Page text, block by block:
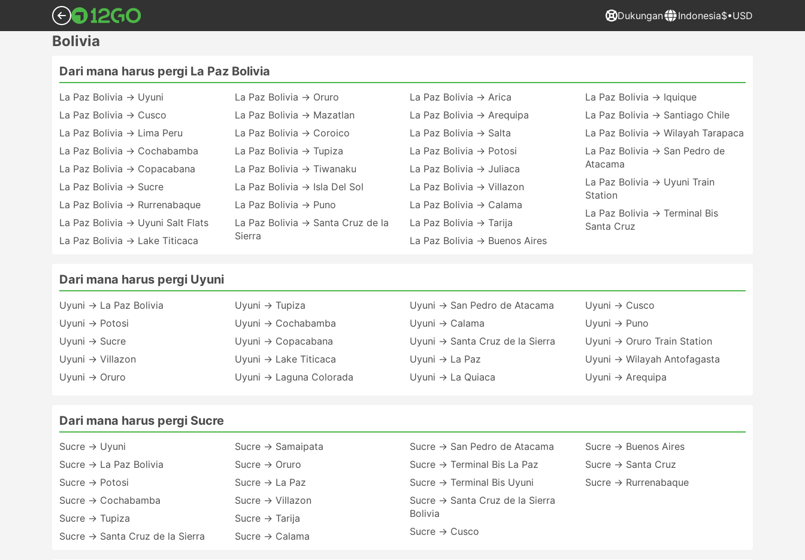
Dukungan Indonesia$•USD
Bolivia
Dari mana harus pergi La Paz Bolivia
La Paz Bolivia → Uyuni
La Paz Bolivia → Cusco
La Paz Bolivia → Lima Peru
La Paz Bolivia → Cochabamba
La Paz Bolivia → Copacabana
La Paz Bolivia → Sucre
La Paz Bolivia → Rurrenabaque
La Paz Bolivia → Uyuni Salt Flats
La Paz Bolivia → Lake Titicaca
La Paz Bolivia → Oruro
La Paz Bolivia → Mazatlan
La Paz Bolivia → Coroico
La Paz Bolivia → Tupiza
La Paz Bolivia → Tiwanaku
La Paz Bolivia → Isla Del Sol
La Paz Bolivia → Puno
La Paz Bolivia → Santa Cruz de la
Sierra
La Paz Bolivia → Arica
La Paz Bolivia → Arequipa
La Paz Bolivia → Salta
La Paz Bolivia → Potosi
La Paz Bolivia → Juliaca
La Paz Bolivia → Villazon
La Paz Bolivia → Calama
La Paz Bolivia → Tarija
La Paz Bolivia → Buenos Aires
La Paz Bolivia → Iquique
La Paz Bolivia → Santiago Chile
La Paz Bolivia → Wilayah Tarapaca
La Paz Bolivia → San Pedro de
Atacama
La Paz Bolivia → Uyuni Train
Station
La Paz Bolivia → Terminal Bis
Santa Cruz
Dari mana harus pergi Uyuni
Uyuni → La Paz Bolivia
Uyuni → Potosi
Uyuni → Sucre
Uyuni → Villazon
Uyuni → Oruro
Uyuni → Tupiza
Uyuni → Cochabamba
Uyuni → Copacabana
Uyuni → Lake Titicaca
Uyuni → Laguna Colorada
Uyuni → San Pedro de Atacama
Uyuni → Calama
Uyuni → Santa Cruz de la Sierra
Uyuni → La Paz
Uyuni → La Quiaca
Uyuni → Cusco
Uyuni → Puno
Uyuni → Oruro Train Station
Uyuni → Wilayah Antofagasta
Uyuni → Arequipa
Dari mana harus pergi Sucre
Sucre → Uyuni
Sucre → La Paz Bolivia
Sucre → Potosi
Sucre → Cochabamba
Sucre → Tupiza
Sucre → Santa Cruz de la Sierra
Sucre → Samaipata
Sucre → Oruro
Sucre → La Paz
Sucre → Villazon
Sucre → Tarija
Sucre → Calama
Sucre → San Pedro de Atacama
Sucre → Terminal Bis La Paz
Sucre → Terminal Bis Uyuni
Sucre → Santa Cruz de la Sierra
Bolivia
Sucre → Cusco
Sucre → Buenos Aires
Sucre → Santa Cruz
Sucre → Rurrenabaque